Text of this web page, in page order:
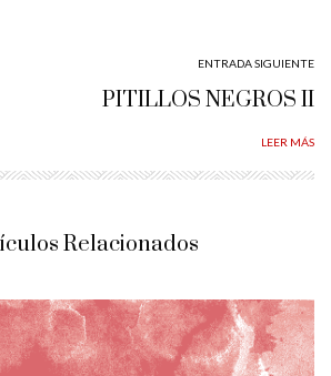
ENTRADA SIGUIENTE
PITILLOS NEGROS II
LEER MÁS
Relacionados